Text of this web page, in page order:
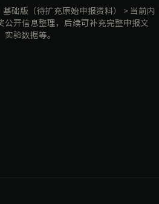
基础版（待扩充原始申报资料） > 当前内
公开信息整理，后续可补充完整申报文
验数据等。